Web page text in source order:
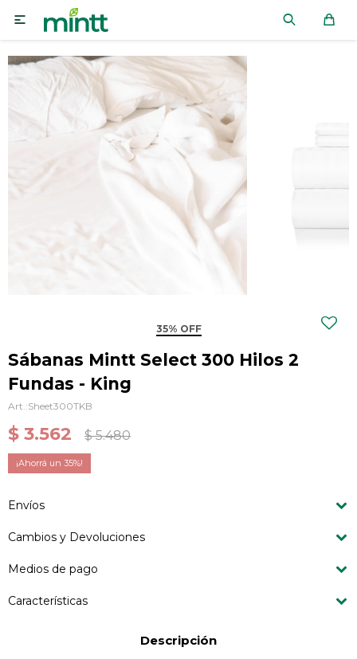

35% OFF
Sábanas Mintt Select 300 Hilos 2
Fundas - King
Sheet300TKB
$ 3.562 $ 5.480
35
Envíos
Cambios y Devoluciones
Medios de pago
Características
Descripción